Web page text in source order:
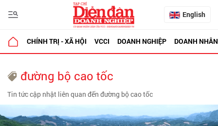
English
CHÍNH TRỊ - XÃ HỘI VCCI DOANH NGHIỆP DOANH NHÂN
đường bộ cao tốc
Tin tức cập nhật liên quan đến đường bộ cao tốc